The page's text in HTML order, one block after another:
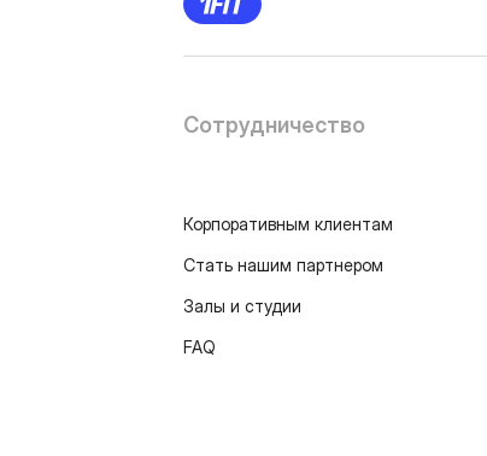
Сотрудничество
Корпоративным клиентам
Стать нашим партнером
Залы и студии
FAQ